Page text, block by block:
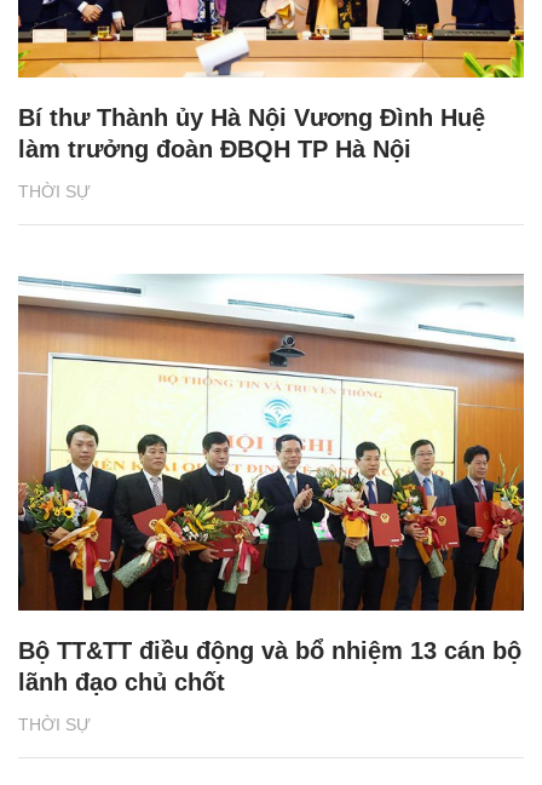
THỜI SỰ
Bí thư Thành ủy Hà Nội Vương Đình Huệ
làm trưởng đoàn ĐBQH TP Hà Nội
THỜI SỰ
Bộ TT&TT điều động và bổ nhiệm 13 cán bộ
lãnh đạo chủ chốt